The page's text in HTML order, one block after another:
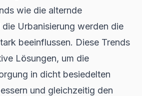
wie die alternde
Urbanisierung werden die
beeinflussen. Diese Trends
Lösungen, um die
in dicht besiedelten
und gleichzeitig den